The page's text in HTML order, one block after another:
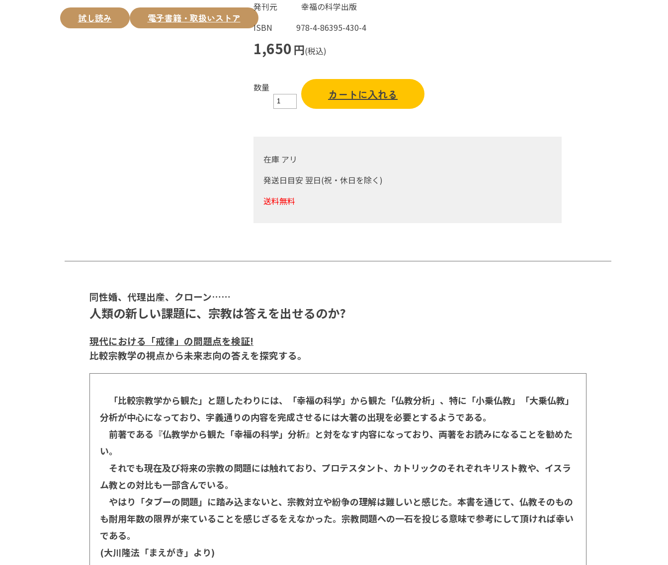
試し読み 電子書籍・取扱いストア
発刊元
幸福の科学出版
ISBN
978-4-86395-430-4
1,650円(税込)
数量
カートに入れる
在庫 アリ
発送日目安 翌日(祝・休日を除く)
送料無料
同性婚、代理出産、クローン……
人類の新しい課題に、宗教は答えを出せるのか?
現代における「戒律」の問題点を検証!
比較宗教学の視点から未来志向の答えを探究する。
「比較宗教学から観た」と題したわりには、「幸福の科学」から観た「仏教分析」、特に「小乗仏教」「大乗仏教」
分析が中心になっており、字義通りの内容を完成させるには大著の出現を必要とするようである。
前著である『仏教学から観た「幸福の科学」分析』と対をなす内容になっており、両著をお読みになることを勧めた
い。
それでも現在及び将来の宗教の問題には触れており、プロテスタント、カトリックのそれぞれキリスト教や、イスラ
ム教との対比も一部含んでいる。
やはり「タブーの問題」に踏み込まないと、宗教対立や紛争の理解は難しいと感じた。本書を通じて、仏教そのもの
も耐用年数の限界が来ていることを感じざるをえなかった。宗教問題への一石を投じる意味で参考にして頂ければ幸い
である。
(大川隆法「まえがき」より)